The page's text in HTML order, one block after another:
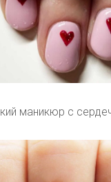
маникюр с